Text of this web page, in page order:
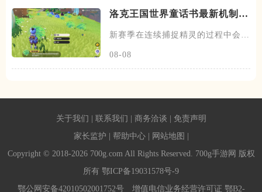
洛克王国世界童话书最新机制是
新赛季在连续捕捉精灵的过程中会遇
08-08
关于我们 | 联系我们 | 商务洽谈 | 免责声明
家长监护 | 帮助中心 | 网站地图 |
Copyright © 2018-2026 700g.com All Rights Reserved. 700g手游网 版权
所有 鄂ICP备19031578号-9
鄂公网安备42010502001752号增值电信业务经营许可证 鄂B2-